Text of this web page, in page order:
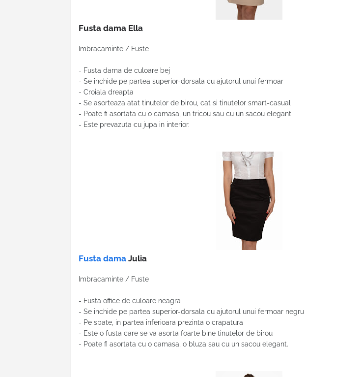
Fusta dama Ella
Imbracaminte / Fuste
- Fusta dama de culoare bej
- Se inchide pe partea superior-dorsala cu ajutorul unui fermoar
- Croiala dreapta
- Se asorteaza atat tinutelor de birou, cat si tinutelor smart-casual
- Poate fi asortata cu o camasa, un tricou sau cu un sacou elegant
- Este prevazuta cu jupa in interior.
Fusta dama Julia
Imbracaminte / Fuste
- Fusta office de culoare neagra
- Se inchide pe partea superior-dorsala cu ajutorul unui fermoar negru
- Pe spate, in partea inferioara prezinta o crapatura
- Este o fusta care se va asorta foarte bine tinutelor de birou
- Poate fi asortata cu o camasa, o bluza sau cu un sacou elegant.